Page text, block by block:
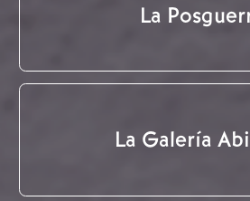
La
La Galería